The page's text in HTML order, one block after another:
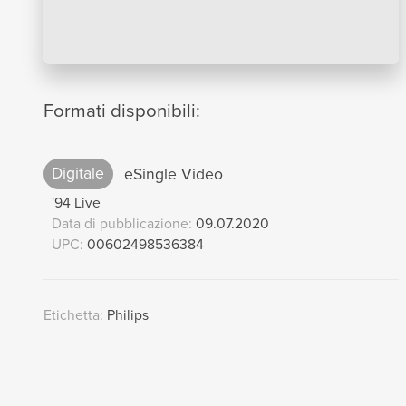
Formati disponibili:
Digitale eSingle Video
'94 Live
Data di pubblicazione: 09.07.2020
UPC: 00602498536384
Etichetta: Philips